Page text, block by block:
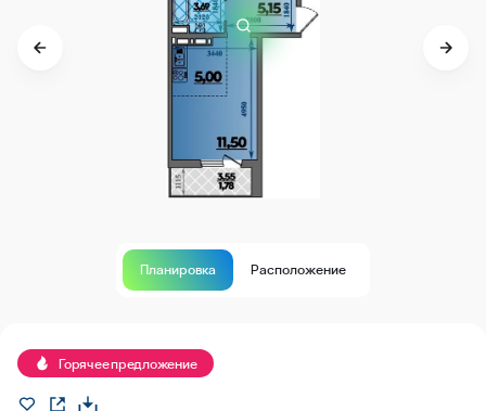
Планировка Расположение
Горячее предложение